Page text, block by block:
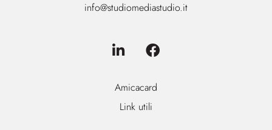
info@studiomediastudio.it
Amicacard
Link utili